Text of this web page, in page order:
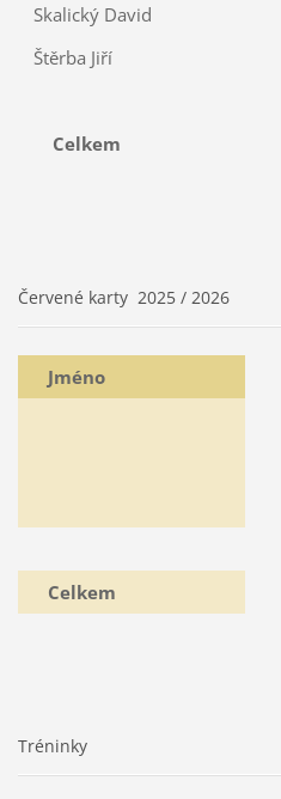
Skalický David
Štěrba Jiří
Celkem
Červené karty 2025 / 2026
Jméno
Celkem
Tréninky